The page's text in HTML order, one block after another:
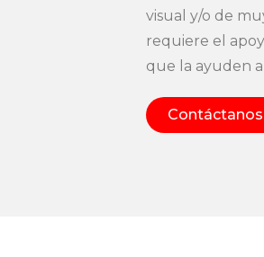
visual y/o de
requiere el
que la ayuden
Contáctanos